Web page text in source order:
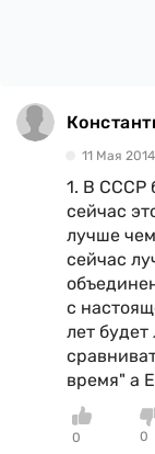
11 Мая
1. В СССР
сейчас
лучше
сейчас
с
лет
время" а
0
0